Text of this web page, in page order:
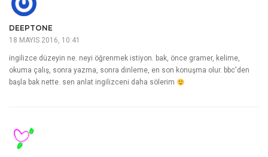
DEEPTONE
18 MAYIS 2016, 10:41
ingilizce düzeyin ne. neyi öğrenmek istiyon. bak, önce gramer, kelime,
okuma çalış, sonra yazma, sonra dinleme, en son konuşma olur. bbc'den
başla bak nette. sen anlat ingilizceni daha sölerim